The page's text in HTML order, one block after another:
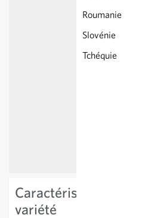
Roumanie
Slovénie
Tchéquie
Caractéristiques
variété